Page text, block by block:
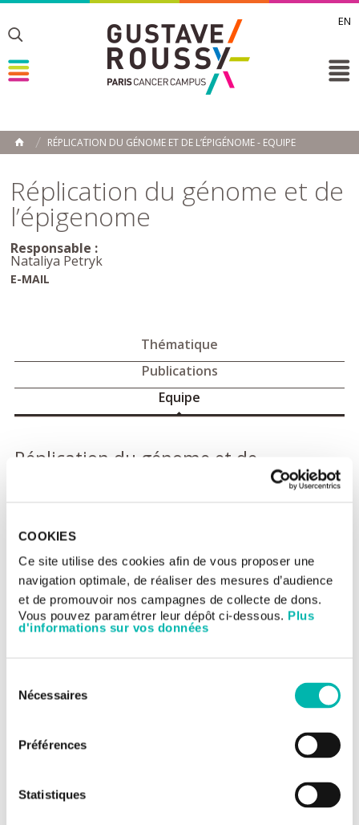
COOKIES
Ce site utilise des cookies afin de vous proposer une
navigation optimale, de réaliser des mesures d’audience
et de promouvoir nos campagnes de collecte de dons.
Vous pouvez paramétrer leur dépôt ci-dessous. Plus
d'informations sur vos données
Nécessaires
Préférences
Statistiques
EN
Toggle
Toggle
ACCUEIL
RÉPLICATION DU GÉNOME ET DE L’ÉPIGÉNOME - EQUIPE
Réplication du génome et de
l’épigenome
Responsable :
Nataliya Petryk
E-MAIL
Thématique
Publications
Equipe
Réplication du génome et de
Nora Fajri (research engineer, IGR)
Oxana Zhironkina (post-doctoral fellow, IGR)
Antoine Pigeon (Ph. D. student Paris-Saclay)
Alumni: Pauline Potisek (Pharmacie student, Paris Saclay),
Alexis Esteves (Master 2 Sorbonne-University).